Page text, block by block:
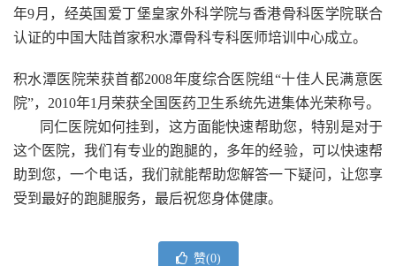
年9月，经英国爱丁堡皇家外科学院与香港骨科医学院联合
认证的中国大陆首家积水潭骨科专科医师培训中心成立。
积水潭医院荣获首都2008年度综合医院组“十佳人民满意医
院”，2010年1月荣获全国医药卫生系统先进集体光荣称号。
同仁医院如何挂到，这方面能快速帮助您，特别是对于
这个医院，我们有专业的跑腿的，多年的经验，可以快速帮
助到您，一个电话，我们就能帮助您解答一下疑问，让您享
受到最好的跑腿服务，最后祝您身体健康。
赞(0)